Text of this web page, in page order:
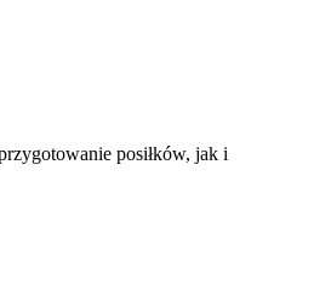
posiłków, jak i